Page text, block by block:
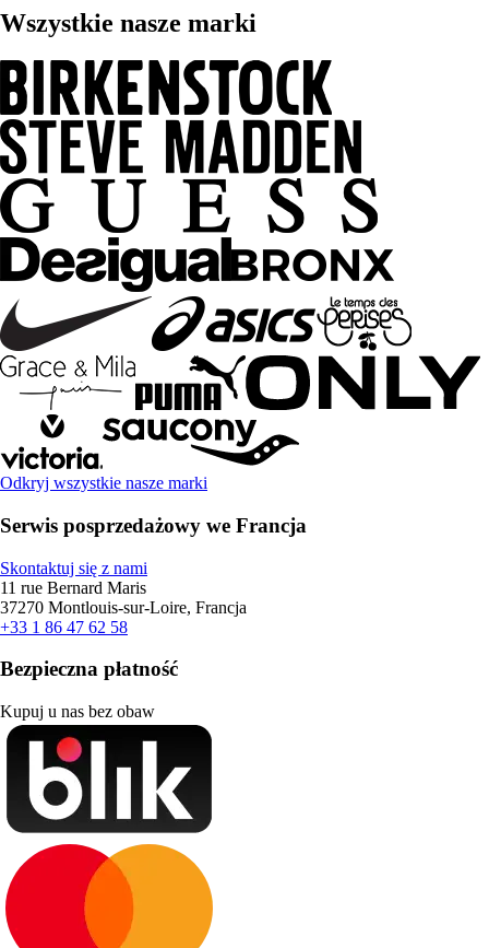
Wszystkie nasze marki
Odkryj wszystkie nasze marki
Serwis posprzedażowy we Francja
Skontaktuj się z nami
11 rue Bernard Maris
37270 Montlouis-sur-Loire, Francja
+33 1 86 47 62 58
Bezpieczna płatność
Kupuj u nas bez obaw